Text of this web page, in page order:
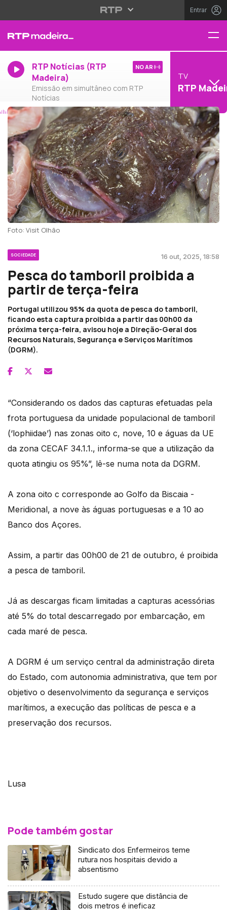
Entrar
RTP Notícias (RTP
Madeira)
Emissão em simultâneo com RTP
Notícias
NO AR
TV
RTP
Foto: Visit Olhão
SOCIEDADE 16 out, 2025, 18:58
Pesca do tamboril proibida a
partir de terça-feira
Portugal utilizou 95% da quota de pesca do tamboril,
ficando esta captura proibida a partir das 00h00 da
próxima terça-feira, avisou hoje a Direção-Geral dos
Recursos Naturais, Segurança e Serviços Marítimos
(DGRM).
“Considerando os dados das capturas efetuadas pela
frota portuguesa da unidade populacional de tamboril
(‘lophiidae’) nas zonas oito c, nove, 10 e águas da UE
da zona CECAF 34.1.1., informa-se que a utilização da
quota atingiu os 95%”, lê-se numa nota da DGRM.
A zona oito c corresponde ao Golfo da Biscaia -
Meridional, a nove às águas portuguesas e a 10 ao
Banco dos Açores.
Assim, a partir das 00h00 de 21 de outubro, é proibida
a pesca de tamboril.
Já as descargas ficam limitadas a capturas acessórias
até 5% do total descarregado por embarcação, em
cada maré de pesca.
A DGRM é um serviço central da administração direta
do Estado, com autonomia administrativa, que tem por
objetivo o desenvolvimento da segurança e serviços
marítimos, a execução das políticas de pesca e a
preservação dos recursos.
Lusa
Pode também gostar
Sindicato dos Enfermeiros teme
rutura nos hospitais devido a
absentismo
Estudo sugere que distância de
dois metros é ineficaz